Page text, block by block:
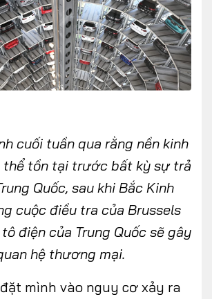
Youtube
cuối tuần qua rằng nền kinh
thể tồn tại trước bất kỳ sự trả
Quốc, sau khi Bắc Kinh
cuộc điều tra của Brussels
điện của Trung Quốc sẽ gây
hệ thương mại.
mình vào nguy cơ xảy ra